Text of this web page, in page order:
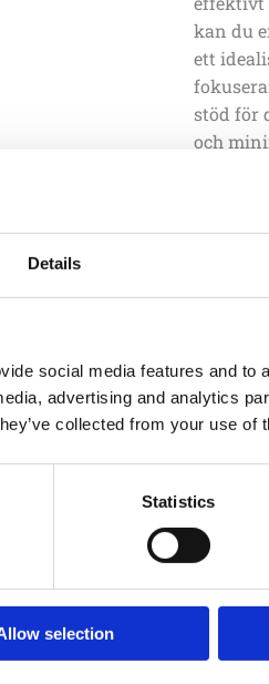
Details
social media features and to
advertising and analytics
collected from your use of
Statistics
selection
kan du
ett
stöd för
och